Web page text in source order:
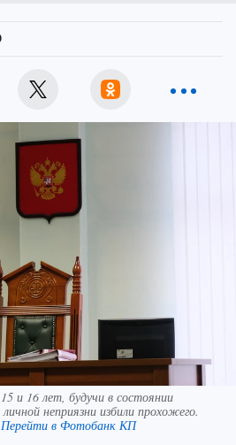
и 16 лет, будучи в состоянии
личной неприязни избили прохожего.
Перейти в Фотобанк КП